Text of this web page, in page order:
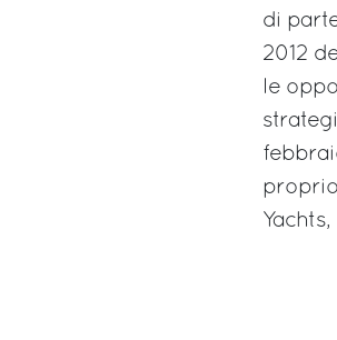
di
2012
le